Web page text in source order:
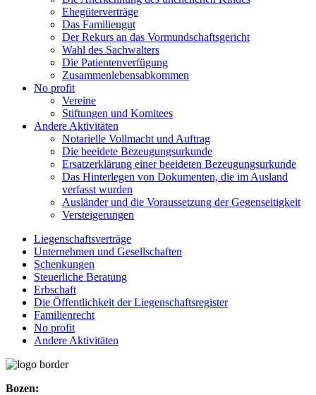
Ehegüterverträge
Das Familiengut
Der Rekurs an das Vormundschaftsgericht
Wahl des Sachwalters
Die Patientenverfügung
Zusammenlebensabkommen
No profit
Vereine
Stiftungen und Komitees
Andere Aktivitäten
Notarielle Vollmacht und Auftrag
Die beeidete Bezeugungsurkunde
Ersatzerklärung einer beeideten Bezeugungsurkunde
Das Hinterlegen von Dokumenten, die im Ausland
verfasst wurden
Ausländer und die Voraussetzung der Gegenseitigkeit
Versteigerungen
Liegenschaftsverträge
Unternehmen und Gesellschaften
Schenkungen
Steuerliche Beratung
Erbschaft
Die Öffentlichkeit der Liegenschaftsregister
Familienrecht
No profit
Andere Aktivitäten
Bozen: